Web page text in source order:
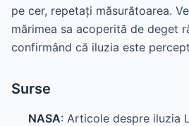
pe cer, repetați măsurătoarea.
mărimea sa acoperită de deget
confirmând că iluzia este
Surse
NASA: Articole despre iluzia